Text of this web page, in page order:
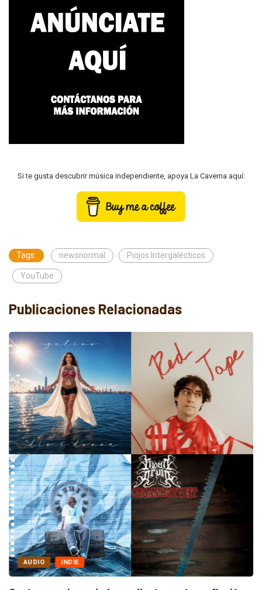
Si te gusta descubrir música independiente, apoya La Caverna aquí:
Tags: newsnormal Piojos Intergalécticos
YouTube
Publicaciones Relacionadas
AUDIO INDIE